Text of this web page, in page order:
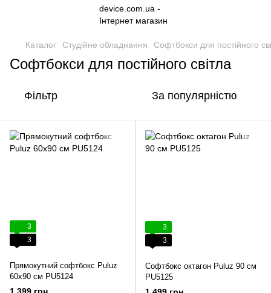
Каталог Студійне обладнання Софтбокси для постійного
Софтбокси для постійного світла
Фільтр За популярністю
3
3
Прямокутний софтбокс Puluz
60x90 см PU5124
3
3
Софтбокс октагон Puluz 90 см
PU5125